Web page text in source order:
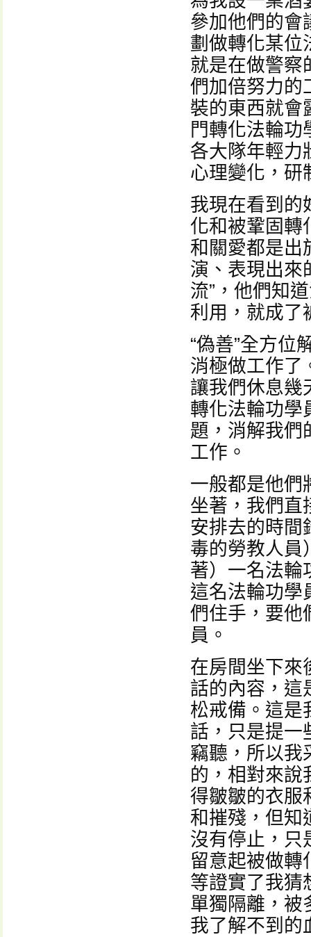
參加他們的會
劃做轉化某位
就是在做警察
們加倍努力的
裝的東西就會
門轉化法輪
各大隊年輕力
心理變化，研
我現在看到的
化和被鞏固轉
和關愛都是出
演、表現出來
流”，他們知
利用，就成了
“偽善”全方位
消極做工作了
讓我們休息幾
轉化法輪功學
題，消解我們
工作。
一般都是他們
坐著，我們直
安排去的時間
毒的勞教人員
著）一名法輪
這名法輪功學
們住手，要他
員。
在房間坐下來
話的內容，這
松戒備。這是
話，只是提一
竊聽，所以我
的，相對來說
得皺皺的衣服
和摧殘，但知
沒有停止，只
留意起被做轉
等證實了我猜
單獨隔離，被
我了解不到的